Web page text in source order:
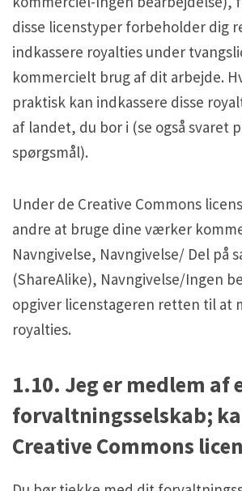
disse licenstyper forbeholder dig
indkassere royalties under
kommercielt brug af dit arbejde.
praktisk kan indkassere disse
af landet, du bor i (se også svaret
spørgsmål).
Under de Creative Commons
andre at bruge dine værker
Navngivelse, Navngivelse/ Del på
(ShareAlike), Navngivelse/Ingen
opgiver licenstageren retten til at
royalties.
1.10. Jeg er medlem af
forvaltningsselskab;
Creative Commons